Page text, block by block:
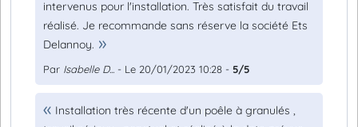
intervenus pour l'installation. Très satisfait du travail
réalisé. Je recommande sans réserve la société Ets
Delannoy.
Par Isabelle D... - Le 20/01/2023 10:28 - 5/5
Installation très récente d'un poêle à granulés ,